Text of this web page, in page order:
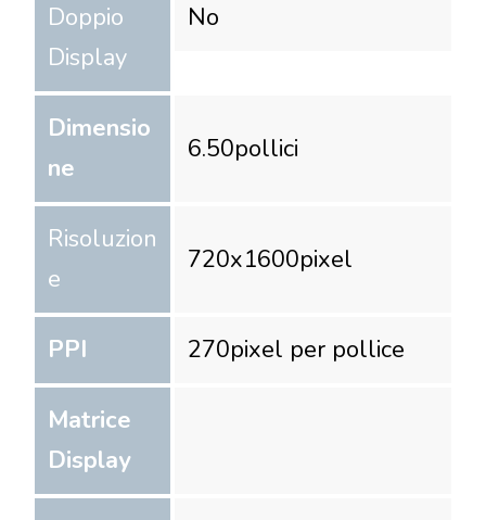
Doppio
Display
No
Dimensio
ne
6.50pollici
Risoluzion
e
720x1600pixel
PPI 270pixel per pollice
Matrice
Display